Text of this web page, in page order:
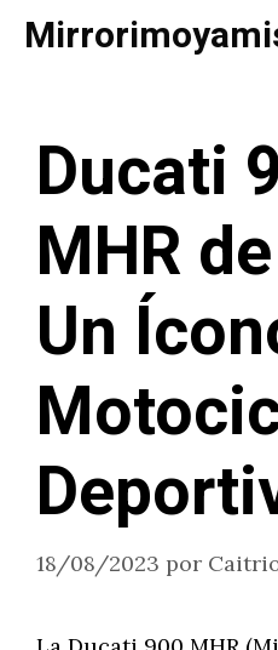
Saltar
Ducati
MHR
Un
18/08/2023 por